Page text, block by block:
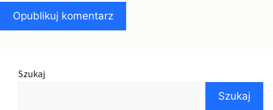
Szukaj
Szukaj